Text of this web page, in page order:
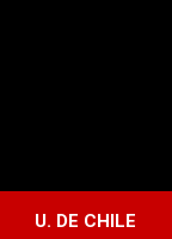
U. DE CHILE